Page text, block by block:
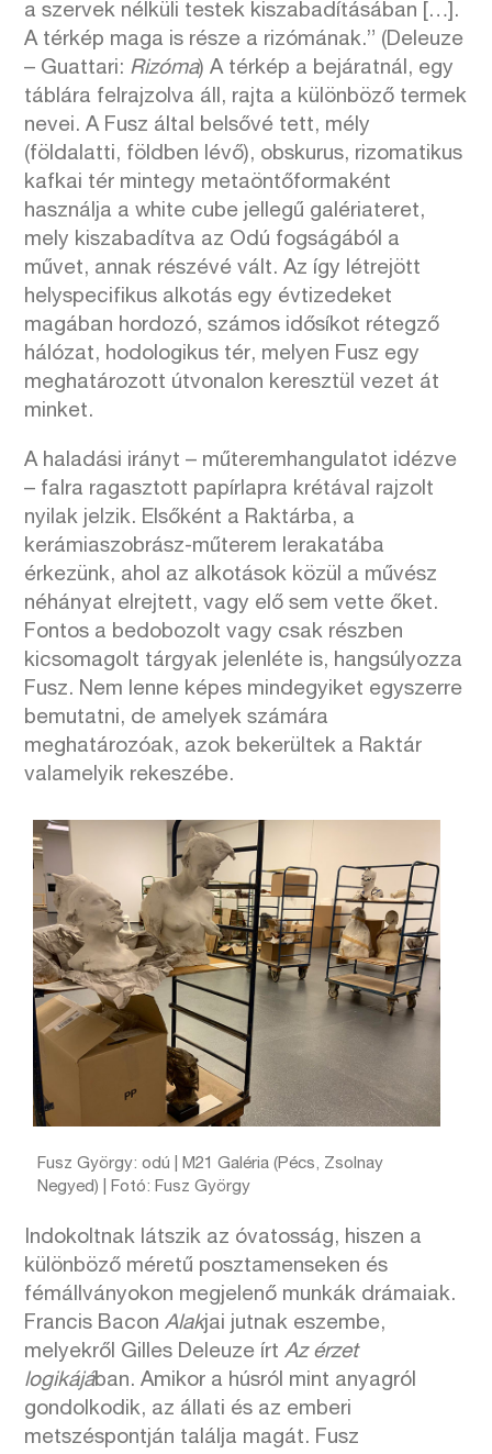
a szervek nélküli testek kiszabadításában […].
A térkép maga is része a rizómának.” (Deleuze
– Guattari: Rizóma) A térkép a bejáratnál, egy
táblára felrajzolva áll, rajta a különböző termek
nevei. A Fusz által belsővé tett, mély
(földalatti, földben lévő), obskurus, rizomatikus
kafkai tér mintegy metaöntőformaként
használja a white cube jellegű galériateret,
mely kiszabadítva az Odú fogságából a
művet, annak részévé vált. Az így létrejött
helyspecifikus alkotás egy évtizedeket
magában hordozó, számos idősíkot rétegző
hálózat, hodologikus tér, melyen Fusz egy
meghatározott útvonalon keresztül vezet át
minket.
A haladási irányt – műteremhangulatot idézve
– falra ragasztott papírlapra krétával rajzolt
nyilak jelzik. Elsőként a Raktárba, a
kerámiaszobrász-műterem lerakatába
érkezünk, ahol az alkotások közül a művész
néhányat elrejtett, vagy elő sem vette őket.
Fontos a bedobozolt vagy csak részben
kicsomagolt tárgyak jelenléte is, hangsúlyozza
Fusz. Nem lenne képes mindegyiket egyszerre
bemutatni, de amelyek számára
meghatározóak, azok bekerültek a Raktár
valamelyik rekeszébe.
Fusz György: odú | M21 Galéria (Pécs, Zsolnay
Negyed) | Fotó: Fusz György
Indokoltnak látszik az óvatosság, hiszen a
különböző méretű posztamenseken és
fémállványokon megjelenő munkák drámaiak.
Francis BaconAlakjai jutnak eszembe,
melyekről Gilles Deleuze írtAz érzet
logikájában. Amikor a húsról mint anyagról
gondolkodik, az állati és az emberi
metszéspontján találja magát. Fusz